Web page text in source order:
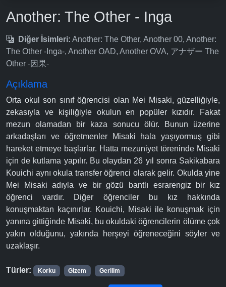
Another: The Other - Inga
Diğer İsimleri: Another: The Other, Another 00, Another:
The Other -Inga-, Another OAD, Another OVA, アナザー The
Other -因果-
Açıklama
Orta okul son sınıf öğrencisi olan Mei Misaki, güzelliğiyle,
zekasıyla ve kişiliğiyle okulun en popüler kızıdır. Fakat
mezun olamadan bir kaza sonucu ölür. Bunun üzerine
arkadaşları ve öğretmenler Misaki hala yaşıyormuş gibi
hareket etmeye başlarlar. Hatta mezuniyet töreninde Misaki
için de kutlama yapılır. Bu olaydan 26 yıl sonra Sakikabara
Kouichi aynı okula transfer öğrenci olarak gelir. Okulda yine
Mei Misaki adıyla ve bir gözü bantlı esrarengiz bir kız
öğrenci vardır. Diğer öğrenciler bu kız hakkında
konuşmaktan kaçınırlar. Kouichi, Misaki ile konuşmak için
yanına gittiğinde Misaki, bu okuldaki öğrencilerin ölüme çok
yakın olduğunu, yakında herşeyi öğreneceğini söyler ve
uzaklaşır.
Türler: Korku Gizem Gerilim